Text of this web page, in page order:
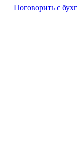
Поговорить с